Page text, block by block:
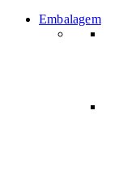
Embalagem